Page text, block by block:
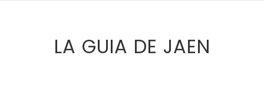
LA GUIA DE JAEN